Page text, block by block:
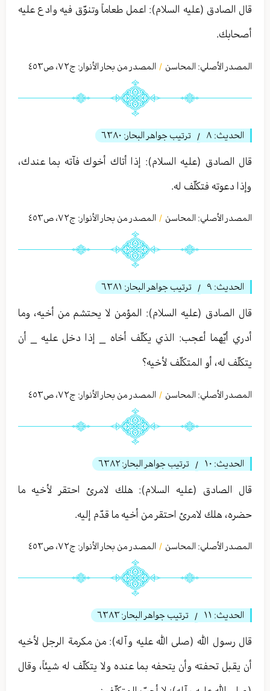
قال الصادق (عليه السلام): اعمل طعاماً وتنوّق فيه وادع عليه
أصحابك.
المصدر الأصلي: المحاسن / المصدر من بحار الأنوار: ج٧٢، ص٤٥٣
الحديث: ٨ / ترتيب جواهر البحار: ٦٣٨٠
قال الصادق (عليه السلام): إذا أتاك أخوك فآته بما عندك،
وإذا دعوته فتكلّف له.
المصدر الأصلي: المحاسن / المصدر من بحار الأنوار: ج٧٢، ص٤٥٣
الحديث: ٩ / ترتيب جواهر البحار: ٦٣٨١
قال الصادق (عليه السلام): المؤمن لا يحتشم من أخيه، وما
أدري أيّهما أعجب: الذي يكلّف أخاه _ إذا دخل عليه _ أن
يتكلّف له، أو المتكلّف لأخيه؟
المصدر الأصلي: المحاسن / المصدر من بحار الأنوار: ج٧٢، ص٤٥٣
الحديث: ١۰ / ترتيب جواهر البحار: ٦٣٨٢
قال الصادق (عليه السلام): هلك لامرئ احتقر لأخيه ما
حضره، هلك لامرئ احتقر من أخيه ما قدّم إليه.
المصدر الأصلي: المحاسن / المصدر من بحار الأنوار: ج٧٢، ص٤٥٣
الحديث: ١١ / ترتيب جواهر البحار: ٦٣٨٣
قال رسول الله (صلى الله عليه وآله): من مكرمة الرجل لأخيه
أن يقبل تحفته وأن يتحفه بما عنده ولا يتكلّف له شيئاً، وقال